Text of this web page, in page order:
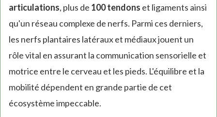
articulations, plus de 100 tendons et ligaments ainsi
qu'un réseau complexe de nerfs. Parmi ces derniers,
les nerfs plantaires latéraux et médiaux jouent un
rôle vital en assurant la communication sensorielle et
motrice entre le cerveau et les pieds. L'équilibre et la
mobilité dépendent en grande partie de cet
écosystème impeccable.